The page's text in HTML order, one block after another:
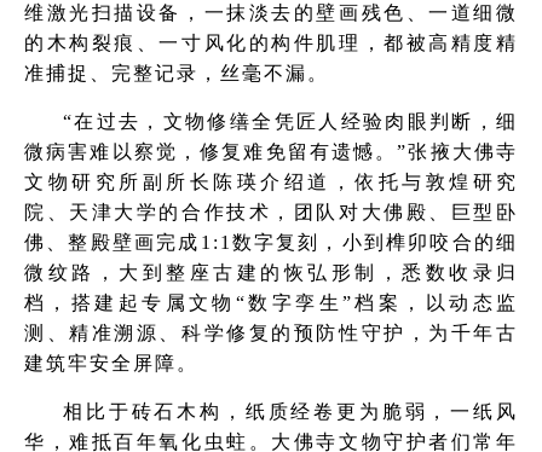
维激光扫描设备，一抹淡去的壁画残色、一道细微
的木构裂痕、一寸风化的构件肌理，都被高精度精
准捕捉、完整记录，丝毫不漏。
“在过去，文物修缮全凭匠人经验肉眼判断，细
微病害难以察觉，修复难免留有遗憾。”张掖大佛寺
文物研究所副所长陈瑛介绍道，依托与敦煌研究
院、天津大学的合作技术，团队对大佛殿、巨型卧
佛、整殿壁画完成1:1数字复刻，小到榫卯咬合的细
微纹路，大到整座古建的恢弘形制，悉数收录归
档，搭建起专属文物“数字孪生”档案，以动态监
测、精准溯源、科学修复的预防性守护，为千年古
建筑牢安全屏障。
相比于砖石木构，纸质经卷更为脆弱，一纸风
华，难抵百年氧化虫蛀。大佛寺文物守护者们常年